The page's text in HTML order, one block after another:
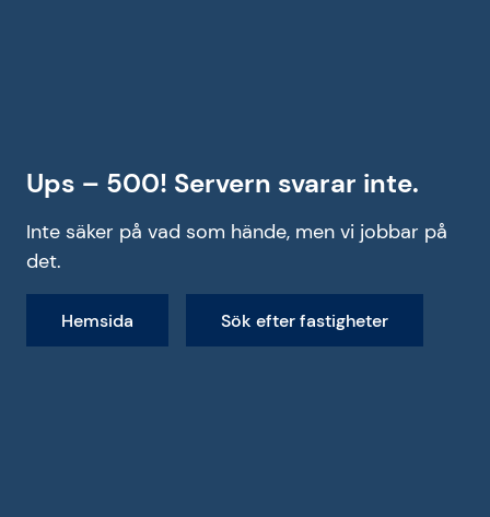
Ups – 500! Servern svarar inte.
Inte säker på vad som hände, men vi jobbar på
det.
Hemsida Sök efter fastigheter